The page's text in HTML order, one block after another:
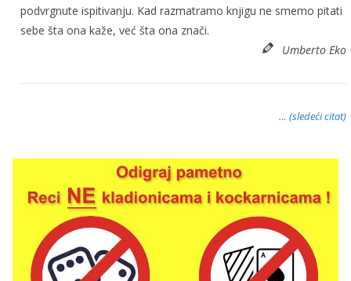
podvrgnute ispitivanju. Kad razmatramo knjigu ne smemo pitati
sebe šta ona kaže, već šta ona znači.
Umberto Eko
… (sledeći citat)